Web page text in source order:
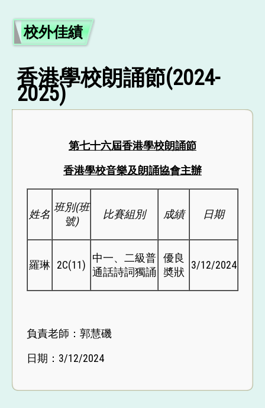
校外佳績
香港學校朗誦節(2024-
2025)
第七十六屆香港學校朗誦節
香港學校音樂及朗誦協會主辦
姓名
班別(班
號)
比賽組別 成績 日期
羅琳 2C(11)
中一、二級普
通話詩詞獨誦
優良
奬狀
3/12/2024
負責老師：郭慧磯
日期：3/12/2024